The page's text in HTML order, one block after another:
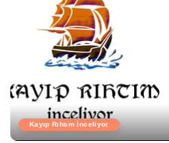
Kayıp Rıhtım İnceliyor